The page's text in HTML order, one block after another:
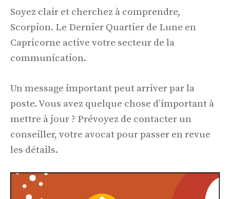
Soyez clair et cherchez à comprendre,
Scorpion. Le Dernier Quartier de Lune en
Capricorne active votre secteur de la
communication.
Un message important peut arriver par la
poste. Vous avez quelque chose d’important à
mettre à jour ? Prévoyez de contacter un
conseiller, votre avocat pour passer en revue
les détails.